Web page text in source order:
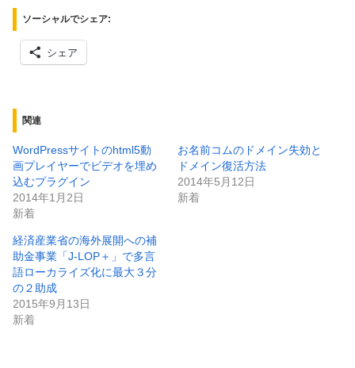
ソーシャルでシェア:
シェア
関連
WordPressサイトのhtml5動
画プレイヤーでビデオを埋め
込むプラグイン
2014年1月2日
新着
お名前コムのドメイン失効と
ドメイン復活方法
2014年5月12日
新着
経済産業省の海外展開への補
助金事業「J‐LOP＋」で多言
語ローカライズ化に最大３分
の２助成
2015年9月13日
新着